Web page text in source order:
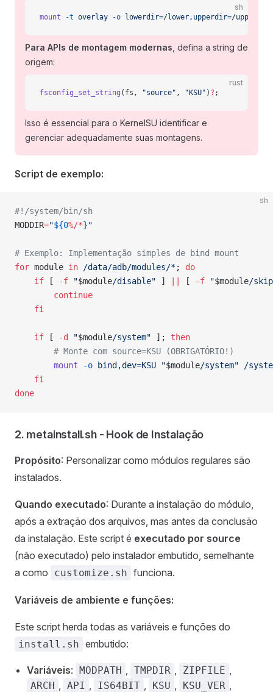
sh
mount -t overlay -o lowerdir=/lower,upperdir=/
Para APIs de montagem modernas , defina a string de
origem:
rust
fsconfig_set_string (fs, "source" , "KSU" ) ? ;
Isso é essencial para o KernelSU identificar e
gerenciar adequadamente suas montagens.
Script de exemplo:
sh
#!/system/bin/sh
MODDIR="${0%/*}"
# Exemplo: Implementação simples de bind mount
for module in /data/adb/modules/*; do
    if
[ -f "$module/disable" ] [ -f "$module/
        continue
    fi
    if
[ -d "$module/system" ]; then
        # Monte com source=KSU (OBRIGATÓRIO!)
        mount
-o bind,dev=KSU "$module/system" /
    fi
done
2. metainstall.sh - Hook de Instalação
Propósito: Personalizar como módulos regulares são
instalados.
Quando executado: Durante a instalação do módulo,
após a extração dos arquivos, mas antes da conclusão
da instalação. Este script é executado por source
(não executado) pelo instalador embutido, semelhante
a como
customize.sh funciona.
Variáveis de ambiente e funções:
Este script herda todas as variáveis e funções do
install.sh embutido:
Variáveis: MODPATH , TMPDIR , ZIPFILE ,
ARCH , API , IS64BIT , KSU , KSU_VER ,